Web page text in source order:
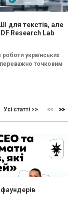
для текстів, але
Research Lab
українських
точковим
Усі статті >>